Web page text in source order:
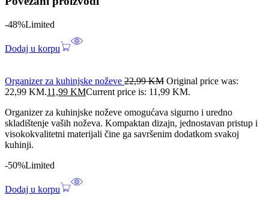
-48%Limited
Dodaj u korpu
Organizer za kuhinjske noževe 22,99KM Original price was:
22,99 KM.11,99 KMCurrent price is: 11,99 KM.
Organizer za kuhinjske noževe omogućava sigurno i uredno
skladištenje vaših noževa. Kompaktan dizajn, jednostavan pristup i
visokokvalitetni materijali čine ga savršenim dodatkom svakoj
kuhinji.
-50%Limited
Dodaj u korpu